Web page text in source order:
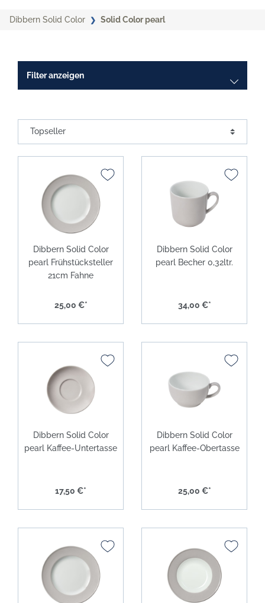
Dibbern Solid Color Solid Color pearl
Filter anzeigen
Dibbern Solid Color
pearl Frühstücksteller
21cm Fahne
25,00 €*
Dibbern Solid Color
pearl Becher 0,32ltr.
34,00 €*
Dibbern Solid Color
pearl Kaffee-Untertasse
17,50 €*
Dibbern Solid Color
pearl Kaffee-Obertasse
25,00 €*